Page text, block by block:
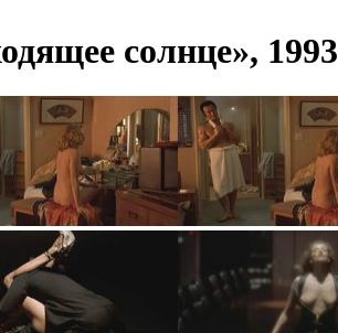
солнце», 1993